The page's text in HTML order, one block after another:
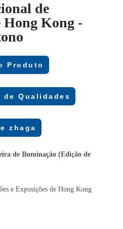
de
Hong Kong -
Produto
Qualidades
zhaga
de Iluminação (Edição de
e Exposições de Hong Kong